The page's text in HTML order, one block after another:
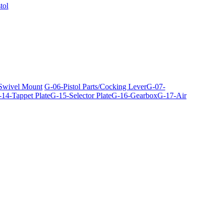
Mount G-06-Pistol Parts/Cocking LeverG-07-
Tappet PlateG-15-Selector PlateG-16-GearboxG-17-Air